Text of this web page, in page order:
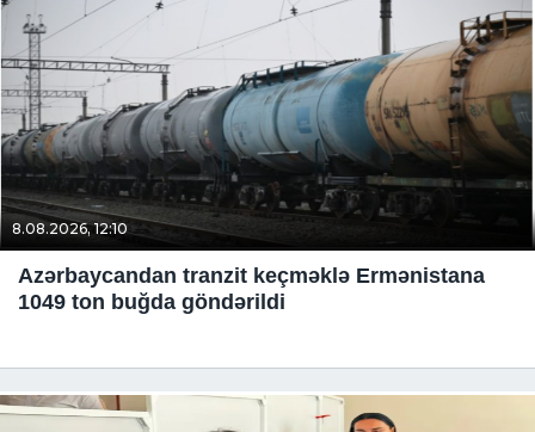
8.08.2026, 12:10
Azərbaycandan tranzit keçməklə Ermənistana
1049 ton buğda göndərildi